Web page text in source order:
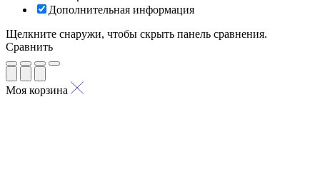
Дополнительная информация
Щелкните снаружи, чтобы скрыть панель сравнения.
Сравнить
Моя корзина